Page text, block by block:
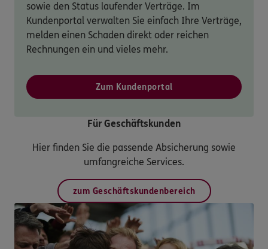
sowie den Status laufender Verträge. Im
Kundenportal verwalten Sie einfach Ihre Verträge,
melden einen Schaden direkt oder reichen
Rechnungen ein und vieles mehr.
Zum Kundenportal
Für Geschäftskunden
Hier finden Sie die passende Absicherung sowie
umfangreiche Services.
zum Geschäftskundenbereich